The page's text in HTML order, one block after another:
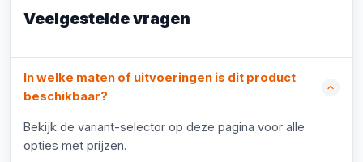
Veelgestelde vragen
In welke maten of uitvoeringen is dit product
beschikbaar?
Bekijk de variant-selector op deze pagina voor alle
opties met prijzen.